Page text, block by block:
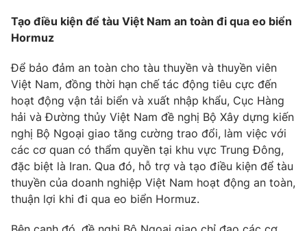
VTV Money VTV Thể thao
VTV Sức khoẻ Bất động sản
Thị trường 24h Tấm lòng Việt
VTV4 Vươn mình bằng AI
VTV9 VTV8
Tạo điều kiện để tàu Việt Nam an toàn đi qua eo biển
Hormuz
Để bảo đảm an toàn cho tàu thuyền và thuyền viên
Việt Nam, đồng thời hạn chế tác động tiêu cực đến
hoạt động vận tải biển và xuất nhập khẩu, Cục Hàng
hải và Đường thủy Việt Nam đề nghị Bộ Xây dựng kiến
nghị Bộ Ngoại giao tăng cường trao đổi, làm việc với
các cơ quan có thẩm quyền tại khu vực Trung Đông,
đặc biệt là Iran. Qua đó, hỗ trợ và tạo điều kiện để tàu
thuyền của doanh nghiệp Việt Nam hoạt động an toàn,
thuận lợi khi đi qua eo biển Hormuz.